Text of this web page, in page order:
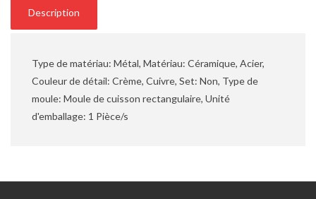
Description
Type de matériau: Métal, Matériau: Céramique, Acier,
Couleur de détail: Crème, Cuivre, Set: Non, Type de
moule: Moule de cuisson rectangulaire, Unité
d'emballage: 1 Pièce/s